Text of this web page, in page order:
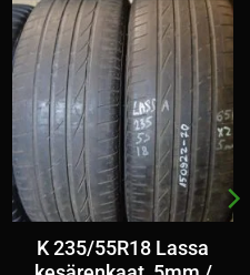
K 235/55R18 Lassa